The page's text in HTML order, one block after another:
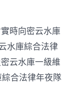
時向密云水庫
水庫綜合法律
云水庫一級維
合法律年夜隊